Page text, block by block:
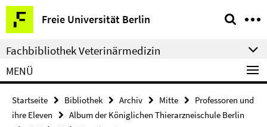
Springe
direkt
zu
Inhalt
Freie Universität Berlin
Service-
Navigation
Fachbibliothek Veterinärmedizin
MENÜ
Startseite Bibliothek Archiv Mitte
Professoren und
ihre Eleven
Album der Königlichen Thierarzneischule Berlin